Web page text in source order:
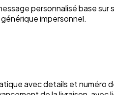
personnalisé base
impersonnel.
avec details et numéro